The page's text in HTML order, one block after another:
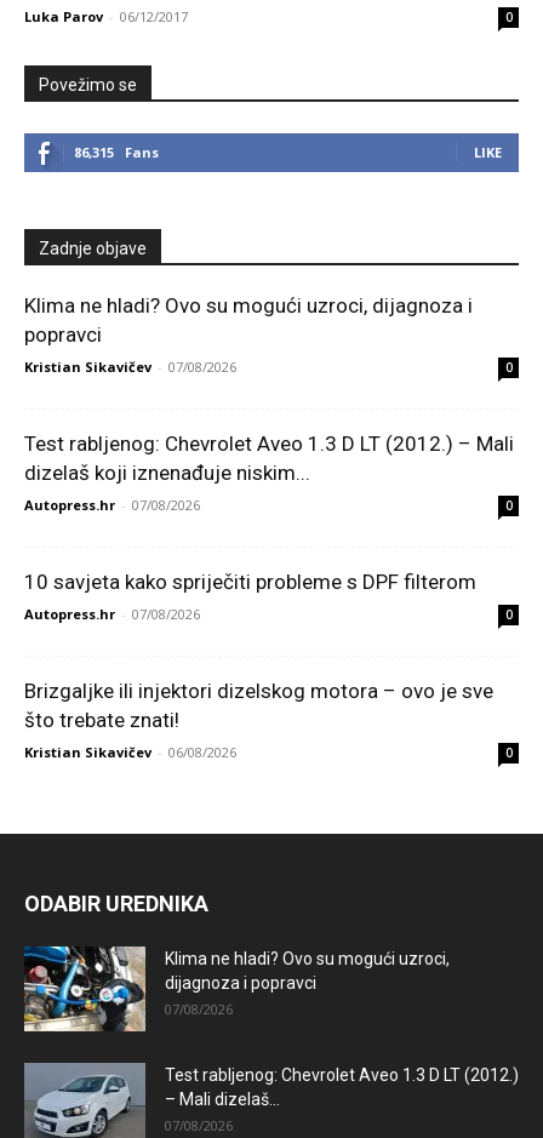
Luka Parov - 06/12/2017 0
Povežimo se
86,315 Fans LIKE
Zadnje objave
Klima ne hladi? Ovo su mogući uzroci, dijagnoza i
popravci
Kristian Sikavičev - 07/08/2026 0
Test rabljenog: Chevrolet Aveo 1.3 D LT (2012.) – Mali
dizelaš koji iznenađuje niskim...
Autopress.hr - 07/08/2026 0
10 savjeta kako spriječiti probleme s DPF filterom
Autopress.hr - 07/08/2026 0
Brizgaljke ili injektori dizelskog motora – ovo je sve
što trebate znati!
Kristian Sikavičev - 06/08/2026 0
ODABIR UREDNIKA
Klima ne hladi? Ovo su mogući uzroci,
dijagnoza i popravci
07/08/2026
Test rabljenog: Chevrolet Aveo 1.3 D LT (2012.)
– Mali dizelaš...
07/08/2026